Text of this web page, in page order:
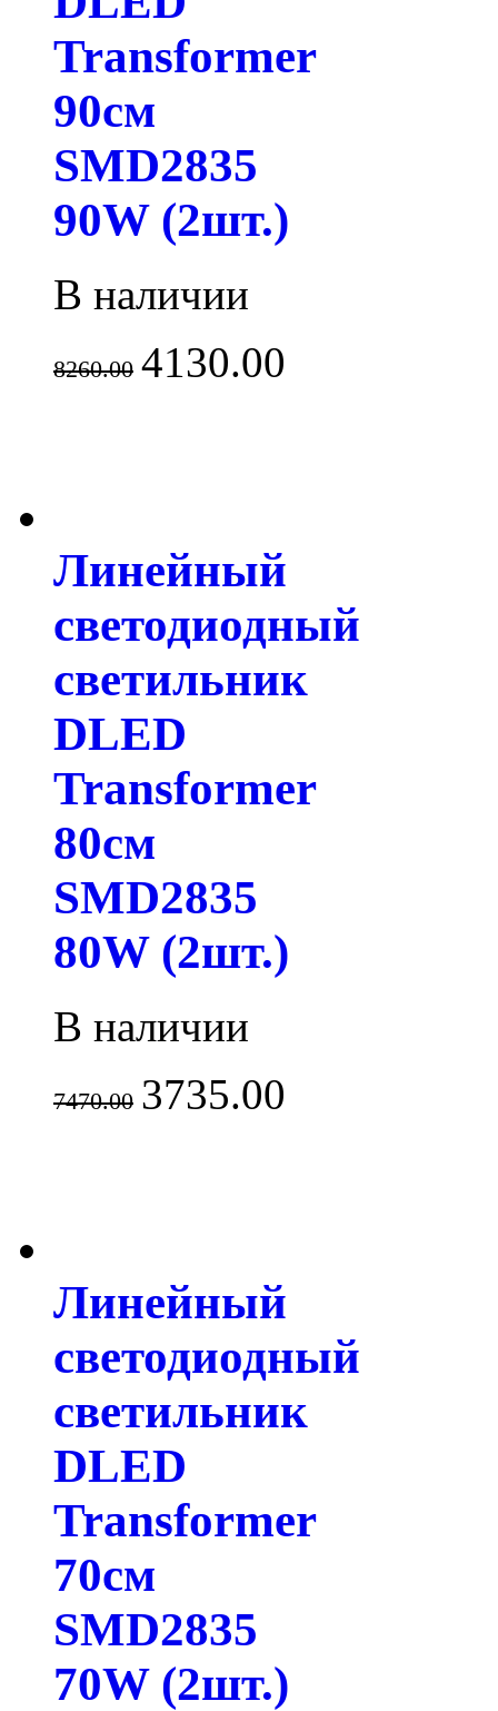
Transformer
90см
SMD2835
90W (2шт.)
В наличии
8260.00 4130.00
Линейный
светодиодный
светильник
DLED
Transformer
80см
SMD2835
80W (2шт.)
В наличии
7470.00 3735.00
Линейный
светодиодный
светильник
DLED
Transformer
70см
SMD2835
70W (2шт.)